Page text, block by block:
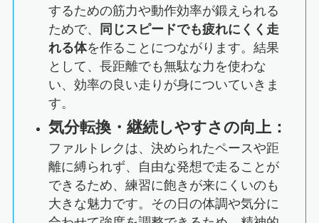
するための筋力や動作効率が鍛えられる
ためで、
同じスピードでも疲れにくく走
れる体を作ることにつながります。結果
として、長距離でも無駄な力を使わな
い、効率の良い走りが身についていきま
す。
気分転換・継続しやすさの向上：
ファルトレクは、決められたペースや距
離に縛られず、自由な発想で走ることが
できるため、練習に飽きが来にくいのも
大きな魅力です。その日の体調や気分に